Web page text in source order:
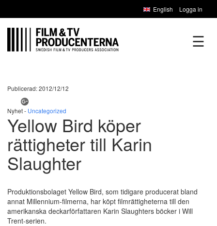
English Logga in
☰
Publicerad: 2012/12/12
Nyhet - Uncategorized
Yellow Bird köper
rättigheter till Karin
Slaughter
Produktionsbolaget Yellow Bird, som tidigare producerat bland
annat Millennium-filmerna, har köpt filmrättigheterna till den
amerikanska deckarförfattaren Karin Slaughters böcker i Will
Trent-serien.